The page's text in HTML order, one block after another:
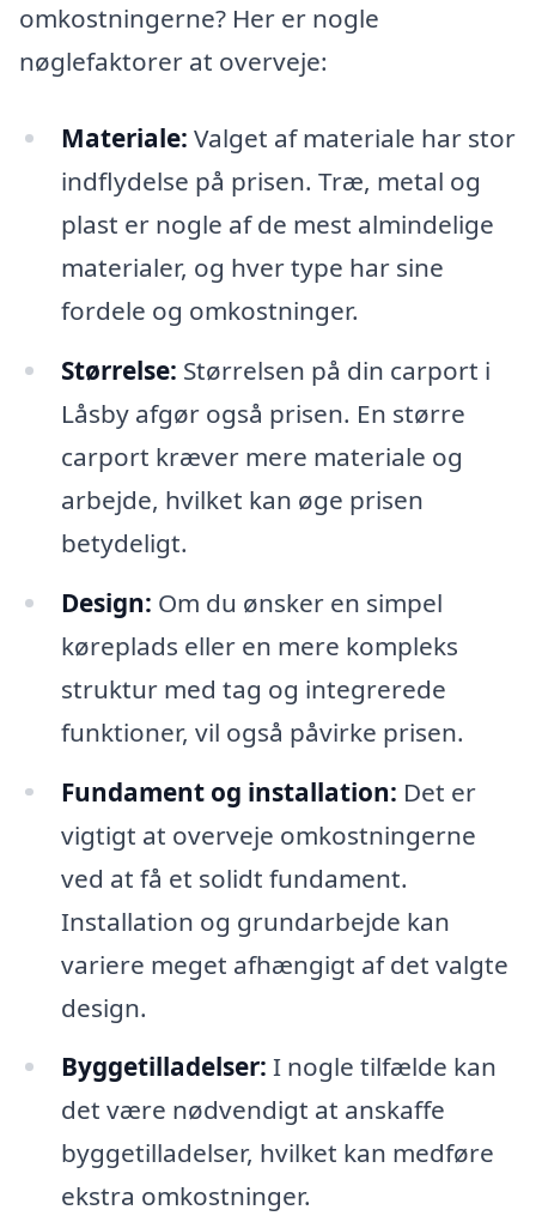
omkostningerne? Her er nogle
nøglefaktorer at overveje:
Materiale: Valget af materiale har stor
indflydelse på prisen. Træ, metal og
plast er nogle af de mest almindelige
materialer, og hver type har sine
fordele og omkostninger.
Størrelse: Størrelsen på din carport i
Låsby afgør også prisen. En større
carport kræver mere materiale og
arbejde, hvilket kan øge prisen
betydeligt.
Design: Om du ønsker en simpel
køreplads eller en mere kompleks
struktur med tag og integrerede
funktioner, vil også påvirke prisen.
Fundament og installation: Det er
vigtigt at overveje omkostningerne
ved at få et solidt fundament.
Installation og grundarbejde kan
variere meget afhængigt af det valgte
design.
Byggetilladelser: I nogle tilfælde kan
det være nødvendigt at anskaffe
byggetilladelser, hvilket kan medføre
ekstra omkostninger.